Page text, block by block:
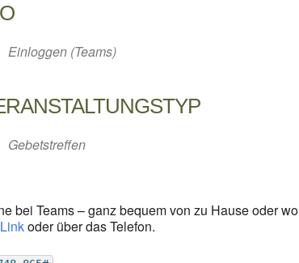
Einloggen (Teams)
Gebetstreffen
bei Teams – ganz bequem von zu Hause oder wo
oder über das Telefon.